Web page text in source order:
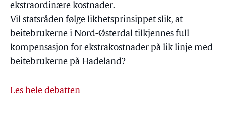
ekstraordinære kostnader.
Vil statsråden følge likhetsprinsippet slik, at
beitebrukerne i Nord-Østerdal tilkjennes full
kompensasjon for ekstrakostnader på lik linje med
beitebrukerne på Hadeland?
Les hele debatten